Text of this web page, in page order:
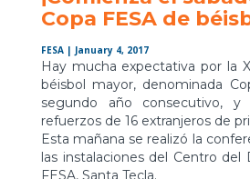
Copa FESA de
FESA | January 4, 2017
Hay mucha expectativa por la
béisbol mayor, denominada
segundo año consecutivo,
refuerzos de 16 extranjeros de
Esta mañana se realizó la
las instalaciones del Centro del
FESA, Santa Tecla.